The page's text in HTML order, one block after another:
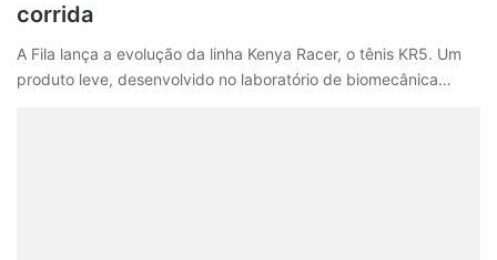
corrida
A Fila lança a evolução da linha Kenya Racer, o tênis KR5. Um
produto leve, desenvolvido no laboratório de biomecânica…